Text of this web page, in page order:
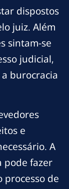
dispostos
juiz. Além
sintam-se
judicial,
burocracia
e
A
pode fazer
processo de